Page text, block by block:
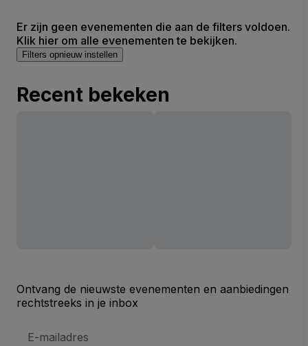
Er zijn geen evenementen die aan de filters voldoen.
Klik hier om alle evenementen te bekijken.
Filters opnieuw instellen
Recent bekeken
Ontvang de nieuwste evenementen en aanbiedingen
rechtstreeks in je inbox
mailadres